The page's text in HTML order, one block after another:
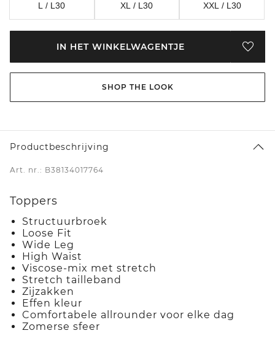
L / L30 XL / L30 XXL / L30
IN HET WINKELWAGENTJE
SHOP THE LOOK
Productbeschrijving
Art. nr.: B38134017764
Toppers
Structuurbroek
Loose Fit
Wide Leg
High Waist
Viscose-mix met stretch
Stretch tailleband
Zijzakken
Effen kleur
Comfortabele allrounder voor elke dag
Zomerse sfeer